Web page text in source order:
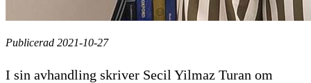
Publicerad 2021-10-27
I sin avhandling skriver Secil Yilmaz Turan om